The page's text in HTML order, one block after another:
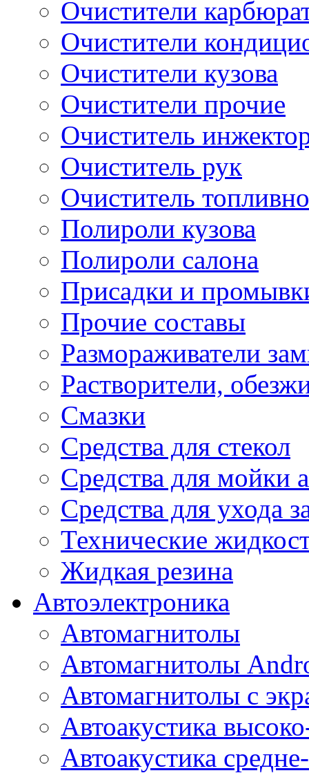
Очистители
Очистители
Очистители кузова
Очистители прочие
Очиститель
Очиститель рук
Очиститель
Полироли кузова
Полироли салона
Присадки и
Прочие составы
Размораживатели
Растворители,
Смазки
Средства для стекол
Средства для мойки
Средства для ухода
Технические
Жидкая резина
Автоэлектроника
Автомагнитолы
Автомагнитолы
Автомагнитолы с
Автоакустика
Автоакустика